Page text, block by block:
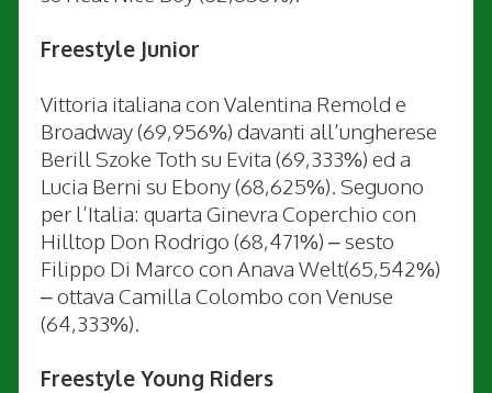
Freestyle Junior
Vittoria italiana con Valentina Remold e
Broadway (69,956%) davanti all’ungherese
Berill Szoke Toth su Evita (69,333%) ed a
Lucia Berni su Ebony (68,625%). Seguono
per l’Italia: quarta Ginevra Coperchio con
Hilltop Don Rodrigo (68,471%) – sesto
Filippo Di Marco con Anava Welt(65,542%)
– ottava Camilla Colombo con Venuse
(64,333%).
Freestyle Young Riders